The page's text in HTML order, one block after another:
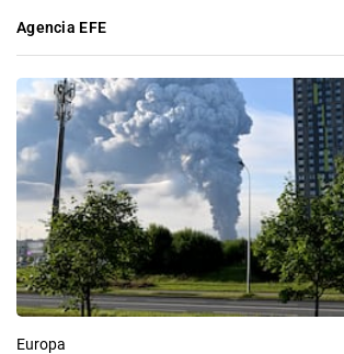
Agencia EFE
Europa